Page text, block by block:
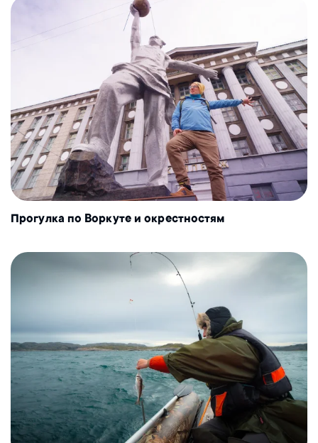
Прогулка по Воркуте и окрестностям